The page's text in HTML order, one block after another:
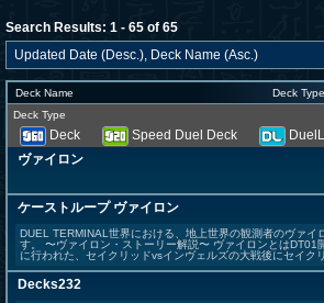
Search Results: 1 - 65 of 65
Deck Name
Deck
Deck Type
Deck Speed Duel Deck
ヴァイロン
ケーストループ ヴァイロン
DUEL TERMINAL世界における、地上世界の観測者のヴァイ
す。 〜ヴァイロン・ストーリー解説〜 ヴァイロンとはDT01
に行われた、セイクリッドvsインヴェルズの大戦後にセイク
Decks232